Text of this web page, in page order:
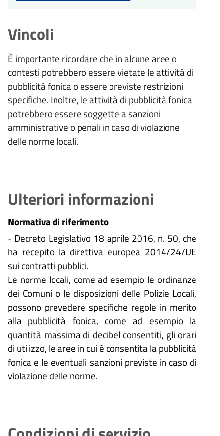
Vincoli
È importante ricordare che in alcune aree o
contesti potrebbero essere vietate le attività di
pubblicità fonica o essere previste restrizioni
specifiche. Inoltre, le attività di pubblicità fonica
potrebbero essere soggette a sanzioni
amministrative o penali in caso di violazione
delle norme locali.
Ulteriori informazioni
Normativa di riferimento
- Decreto Legislativo 18 aprile 2016, n. 50, che
ha recepito la direttiva europea 2014/24/UE
sui contratti pubblici.
Le norme locali, come ad esempio le ordinanze
dei Comuni o le disposizioni delle Polizie Locali,
possono prevedere specifiche regole in merito
alla pubblicità fonica, come ad esempio la
quantità massima di decibel consentiti, gli orari
di utilizzo, le aree in cui è consentita la pubblicità
fonica e le eventuali sanzioni previste in caso di
violazione delle norme.